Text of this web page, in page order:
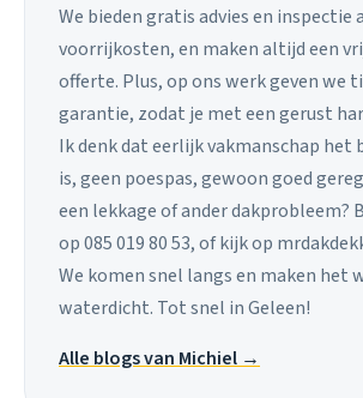
We bieden gratis advies en inspectie
voorrijkosten, en maken altijd een
offerte. Plus, op ons werk geven we
garantie, zodat je met een gerust
Ik denk dat eerlijk vakmanschap het
is, geen poespas, gewoon goed
een lekkage of ander dakprobleem?
op 085 019 80 53, of kijk op
We komen snel langs en maken het
waterdicht. Tot snel in Geleen!
Alle blogs van Michiel →